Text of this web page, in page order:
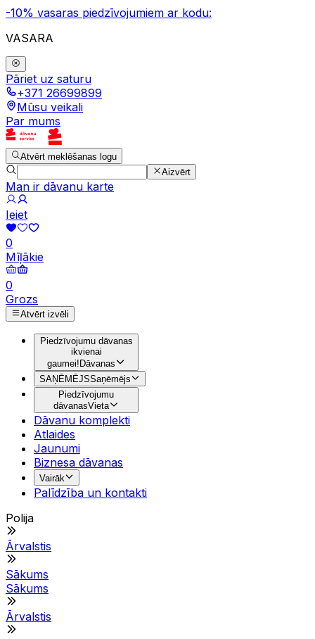
-10% vasaras piedzīvojumiem ar kodu:
VASARA
Pāriet uz saturu
+371 26699899
Mūsu veikali
Par mums
Atvērt meklēšanas logu
Aizvērt
Man ir dāvanu karte
Ieiet
0
Mīļākie
0
Grozs
Atvērt izvēli
Piedzīvojumu dāvanas
ikvienai
gaumei!Dāvanas
SAŅĒMĒJSSaņēmējs
Piedzīvojumu
dāvanasVieta
Dāvanu komplekti
Atlaides
Jaunumi
Biznesa dāvanas
Vairāk
Palīdzība un kontakti
Polija
Ārvalstis
Sākums
Sākums
Ārvalstis